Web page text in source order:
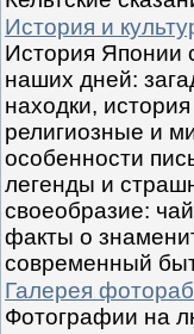
История и
История Японии
наших дней:
находки,
религиозные и
особенности
легенды и
своеобразие:
факты о
современный
Галерея
Фотографии на